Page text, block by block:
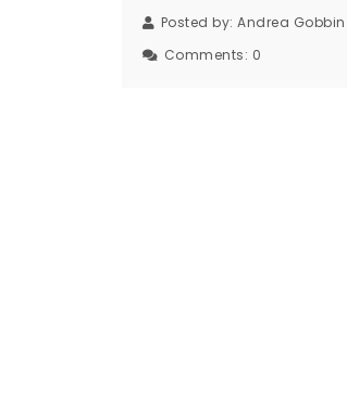
Posted by: Andrea Gobbin
Comments: 0